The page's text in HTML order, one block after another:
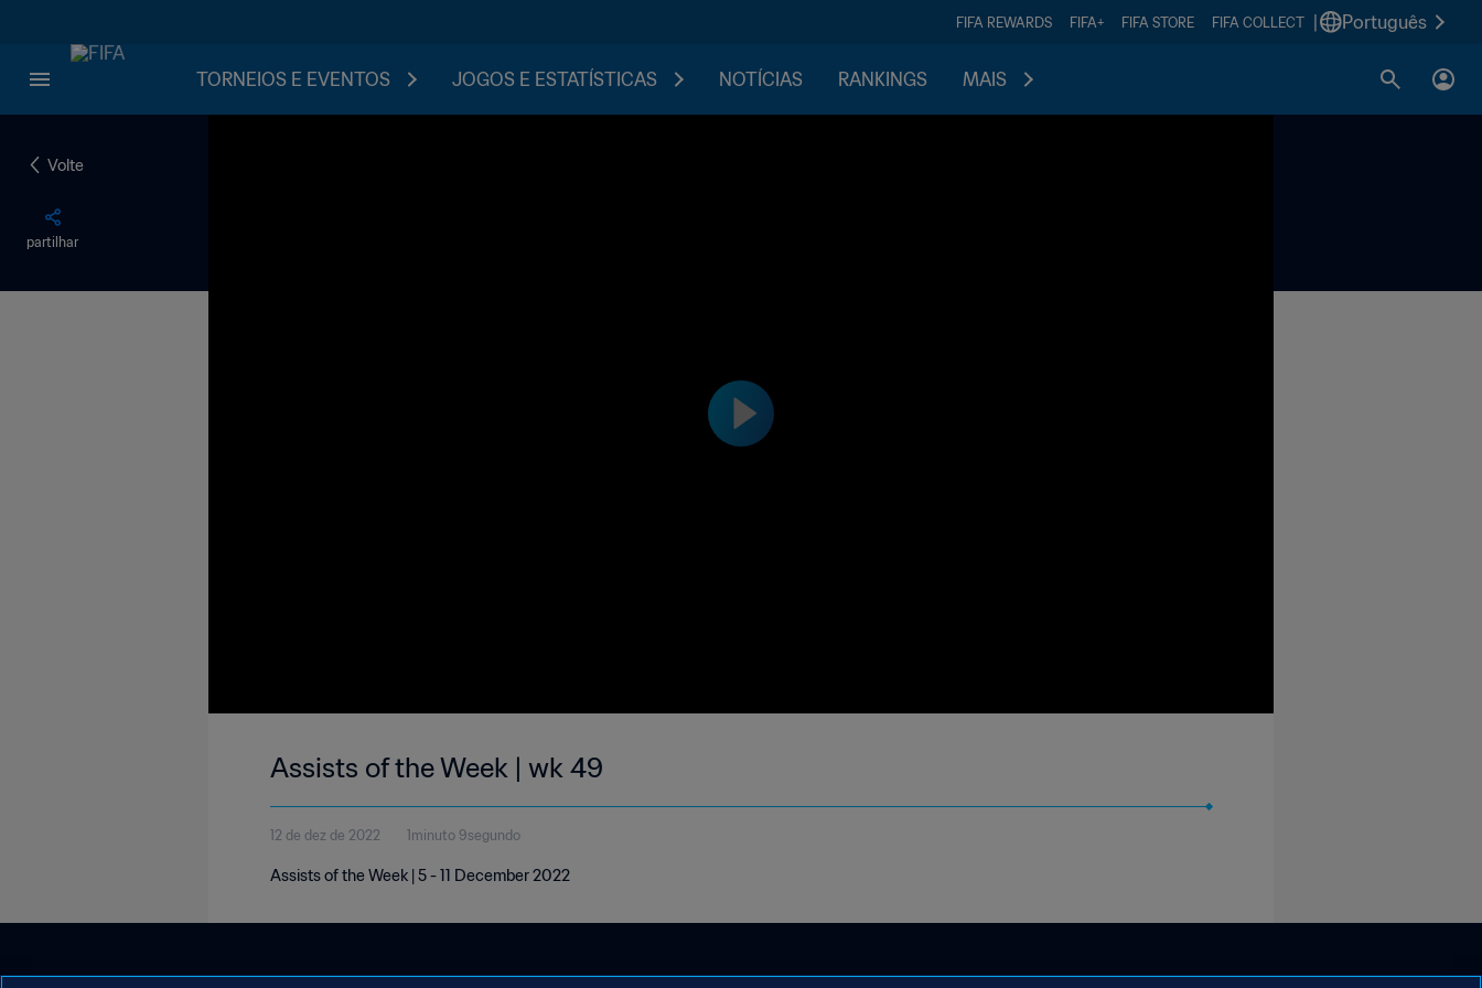
FIFA REWARDS FIFA+ FIFA STORE FIFA COLLECT Português
TORNEIOS E EVENTOS JOGOS E ESTATÍSTICAS NOTÍCIAS RANKINGS MAIS
Volte
partilhar
Assists of the Week | wk 49
12 de dez de 2022 1minuto 9segundo
Assists of the Week | 5 - 11 December 2022